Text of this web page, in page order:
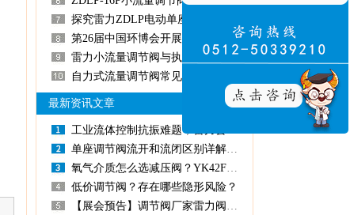
第26届中国环博会开展首日，流量调节阀厂家雷力阀门展位人气爆棚
雷力小流量调节阀与执行器的匹配原则
自力式流量调节阀常见故障解析
最新资讯文章
单座调节阀流开和流闭区别详解，工业现场这样选更耐用
氧气介质怎么选减压阀？YK42F-25P不锈钢款直接抄作业
低价调节阀？存在哪些隐形风险？
【展会预告】调节阀厂家雷力阀门亮相上海环博会